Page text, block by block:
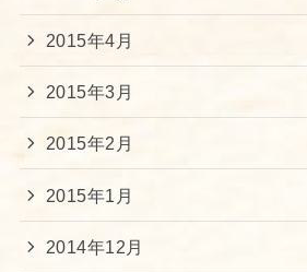
2015年4月
2015年3月
2015年2月
2015年1月
2014年12月